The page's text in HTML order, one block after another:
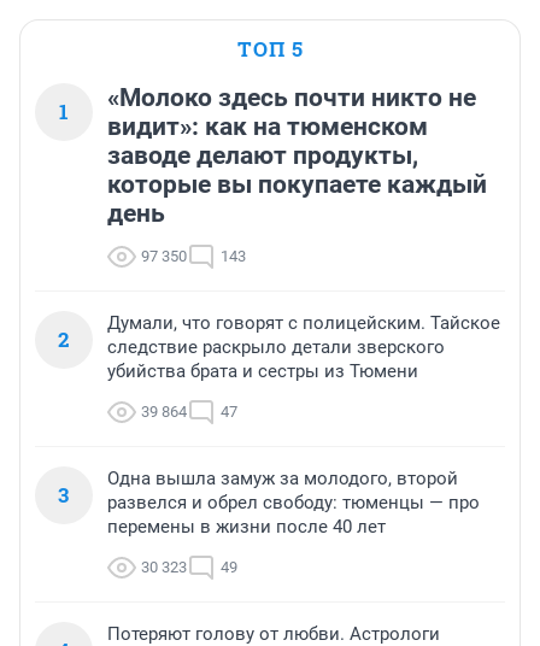
ТОП 5
1
«Молоко здесь почти никто не
видит»: как на тюменском
заводе делают продукты,
которые вы покупаете каждый
день
97 350 143
2
Думали, что говорят с полицейским. Тайское
следствие раскрыло детали зверского
убийства брата и сестры из Тюмени
39 864 47
3
Одна вышла замуж за молодого, второй
развелся и обрел свободу: тюменцы — про
перемены в жизни после 40 лет
30 323 49
Потеряют голову от любви. Астрологи